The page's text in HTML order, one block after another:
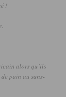
!
alors qu’ils
pain au sans-